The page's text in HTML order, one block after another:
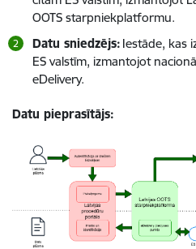
OOTS starpniekplatformu.
Datu sniedzējs: Iestāde, kas
ES valstīm, izmantojot
eDelivery.
Datu pieprasītājs: